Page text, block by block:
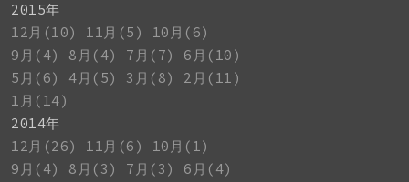
2015年
12月(10)
11月(5)
10月(6)
9月(4)
8月(4) 7月(7)
6月(10)
5月(6)
4月(5) 3月(8)
2月(11)
1月(14)
2014年
12月(26)
11月(6)
10月(1)
9月(4)
8月(3) 7月(3)
6月(4)